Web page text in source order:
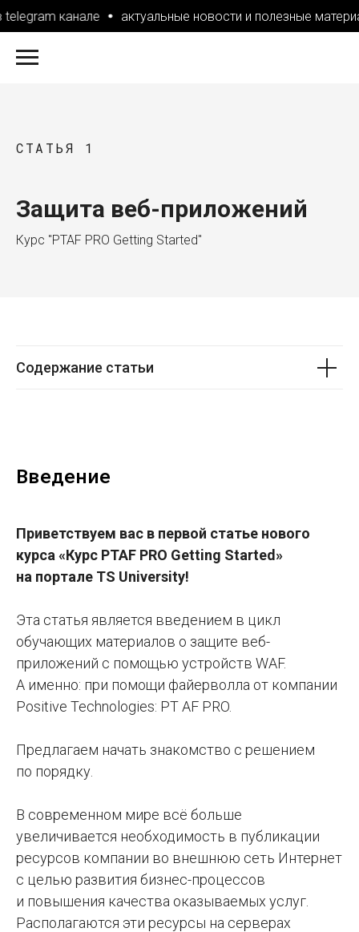
канале актуальные новости и полезные
СТАТЬЯ 1
Защита веб-приложений
Курс "PTAF PRO Getting Started"
Содержание статьи
Введение
Приветствуем вас в первой статье нового
курса «Курс PTAF PRO Getting Started»
на портале TS University!
Эта статья является введением в цикл
обучающих материалов о защите веб-
приложений с помощью устройств WAF.
А именно: при помощи файерволла от компании
Positive Technologies: PT AF PRO.
Предлагаем начать знакомство с решением
по порядку.
В современном мире всё больше
увеличивается необходимость в публикации
ресурсов компании во внешнюю сеть Интернет
с целью развития бизнес-процессов
и повышения качества оказываемых услуг.
Располагаются эти ресурсы на серверах